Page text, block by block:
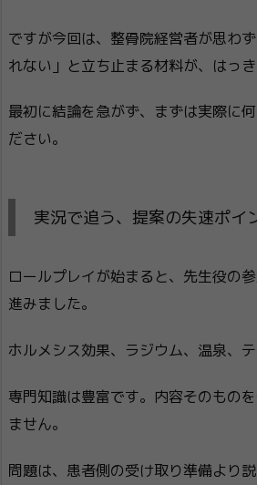
ですが今回は、整骨院経営者が思わ
れない」と立ち止まる材料が、はっき
最初に結論を急がず、まずは実際に
ださい。
実況で追う、提案の失速ポイ
ロールプレイが始まると、先生役の
進みました。
ホルメシス効果、ラジウム、温泉、テ
専門知識は豊富です。内容そのもの
ません。
問題は、患者側の受け取り準備より